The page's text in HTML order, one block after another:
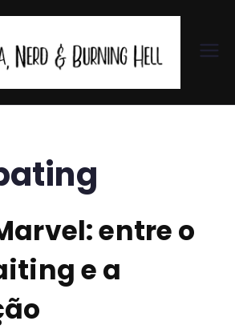
et
er
entre o
e a